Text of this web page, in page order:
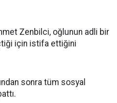
Zenbilci, oğlunun adli bir
için istifa ettiğini
sonra tüm sosyal